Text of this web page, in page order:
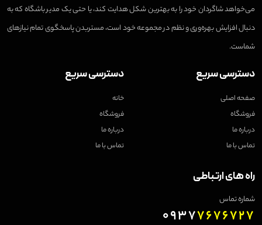
می‌خواهد شاگردان خود را به بهترین شکل هدایت کند، یا حتی یک مدیر باشگاه که به
دنبال افزایش بهره‌وری و نظم در مجموعه خود است، مستربدن پاسخگوی تمام نیازهای
شماست.
دسترسی سریع
صفحه اصلی
فروشگاه
درباره ما
تماس با ما
دسترسی سریع
خانه
فروشگاه
درباره ما
تماس با ما
راه های ارتباطی
شماره تماس
09377676727